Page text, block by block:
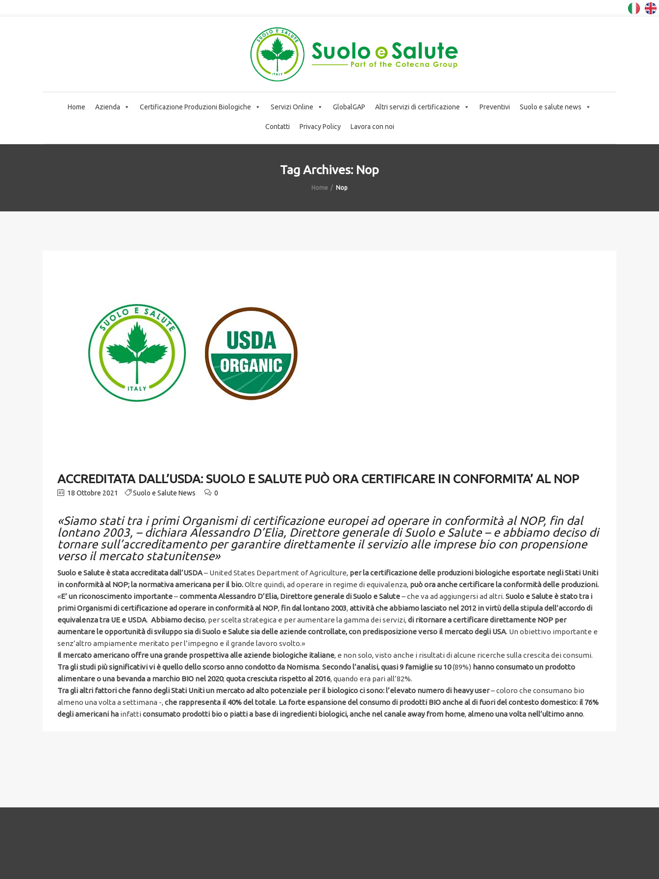
Home Azienda Certificazione Produzioni Biologiche Servizi Online GlobalGAP Altri servizi di certificazione Preventivi Suolo e salute news
Contatti Privacy Policy Lavora con noi
Tag Archives: Nop
Home Nop
ACCREDITATA DALL’USDA: SUOLO E SALUTE PUÒ ORA CERTIFICARE IN CONFORMITA’ AL NOP
18 Ottobre 2021 Suolo e Salute News 0
«Siamo stati tra i primi Organismi di certificazione europei ad operare in conformità al NOP, fin dal
lontano 2003, – dichiara Alessandro D’Elia, Direttore generale di Suolo e Salute – e abbiamo deciso di
tornare sull’accreditamento per garantire direttamente il servizio alle imprese bio con propensione
verso il mercato statunitense»
Suolo e Salute è stata accreditata dall’USDA– United States Department of Agriculture, per la certificazione delle produzioni biologiche esportate negli Stati Uniti
in conformità al NOP; la normativa americana per il bio.Oltre quindi, ad operare in regime di equivalenza, può ora anche certificare la conformità delle produzioni.
«E’ un riconoscimento importante–commenta Alessandro D’Elia, Direttore generale di Suolo e Salute– che va ad aggiungersi ad altri. Suolo e Salute è stato tra i
primi Organismi di certificazione ad operare in conformità al NOP, fin dal lontano 2003,attività che abbiamo lasciato nel 2012 in virtù della stipula dell’accordo di
equivalenza tra UE e USDA. Abbiamo deciso, per scelta strategica e per aumentare la gamma dei servizi,di ritornare a certificare direttamente NOP per
aumentare le opportunità di sviluppo sia di Suolo e Salute sia delle aziende controllate, con predisposizione verso il mercato degli USA. Un obiettivo importante e
senz’altro ampiamente meritato per l’impegno e il grande lavoro svolto.»
Il mercato americano offre una grande prospettiva alle aziende biologiche italiane, e non solo, visto anche i risultati di alcune ricerche sulla crescita dei consumi.
Tra gli studi più significativi vi è quello dello scorso anno condotto da Nomisma. Secondo l’analisi, quasi 9 famiglie su 10(89%) hanno consumato un prodotto
alimentare o una bevanda a marchio BIO nel 2020; quota cresciuta rispetto al 2016, quando era pari all’82%.
Tra gli altri fattori che fanno degli Stati Uniti un mercato ad alto potenziale per il biologico ci sono: l’elevato numero di heavy user– coloro che consumano bio
almeno una volta a settimana -,che rappresenta il 40% del totale. La forte espansione del consumo di prodotti BIO anche al di fuori del contesto domestico: il 76%
degli americani ha infatticonsumato prodotti bio o piatti a base di ingredienti biologici, anche nel canale away from home,almeno una volta nell’ultimo anno.